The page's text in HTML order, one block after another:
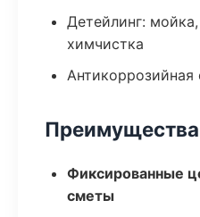
Детейлинг:
химчистка
Антикоррозийная
Фиксированные
сметы